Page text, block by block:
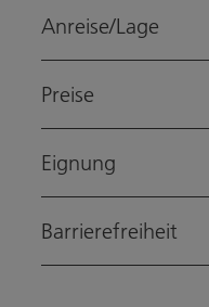
Anreise/Lage
Preise
Eignung
Barrierefreiheit